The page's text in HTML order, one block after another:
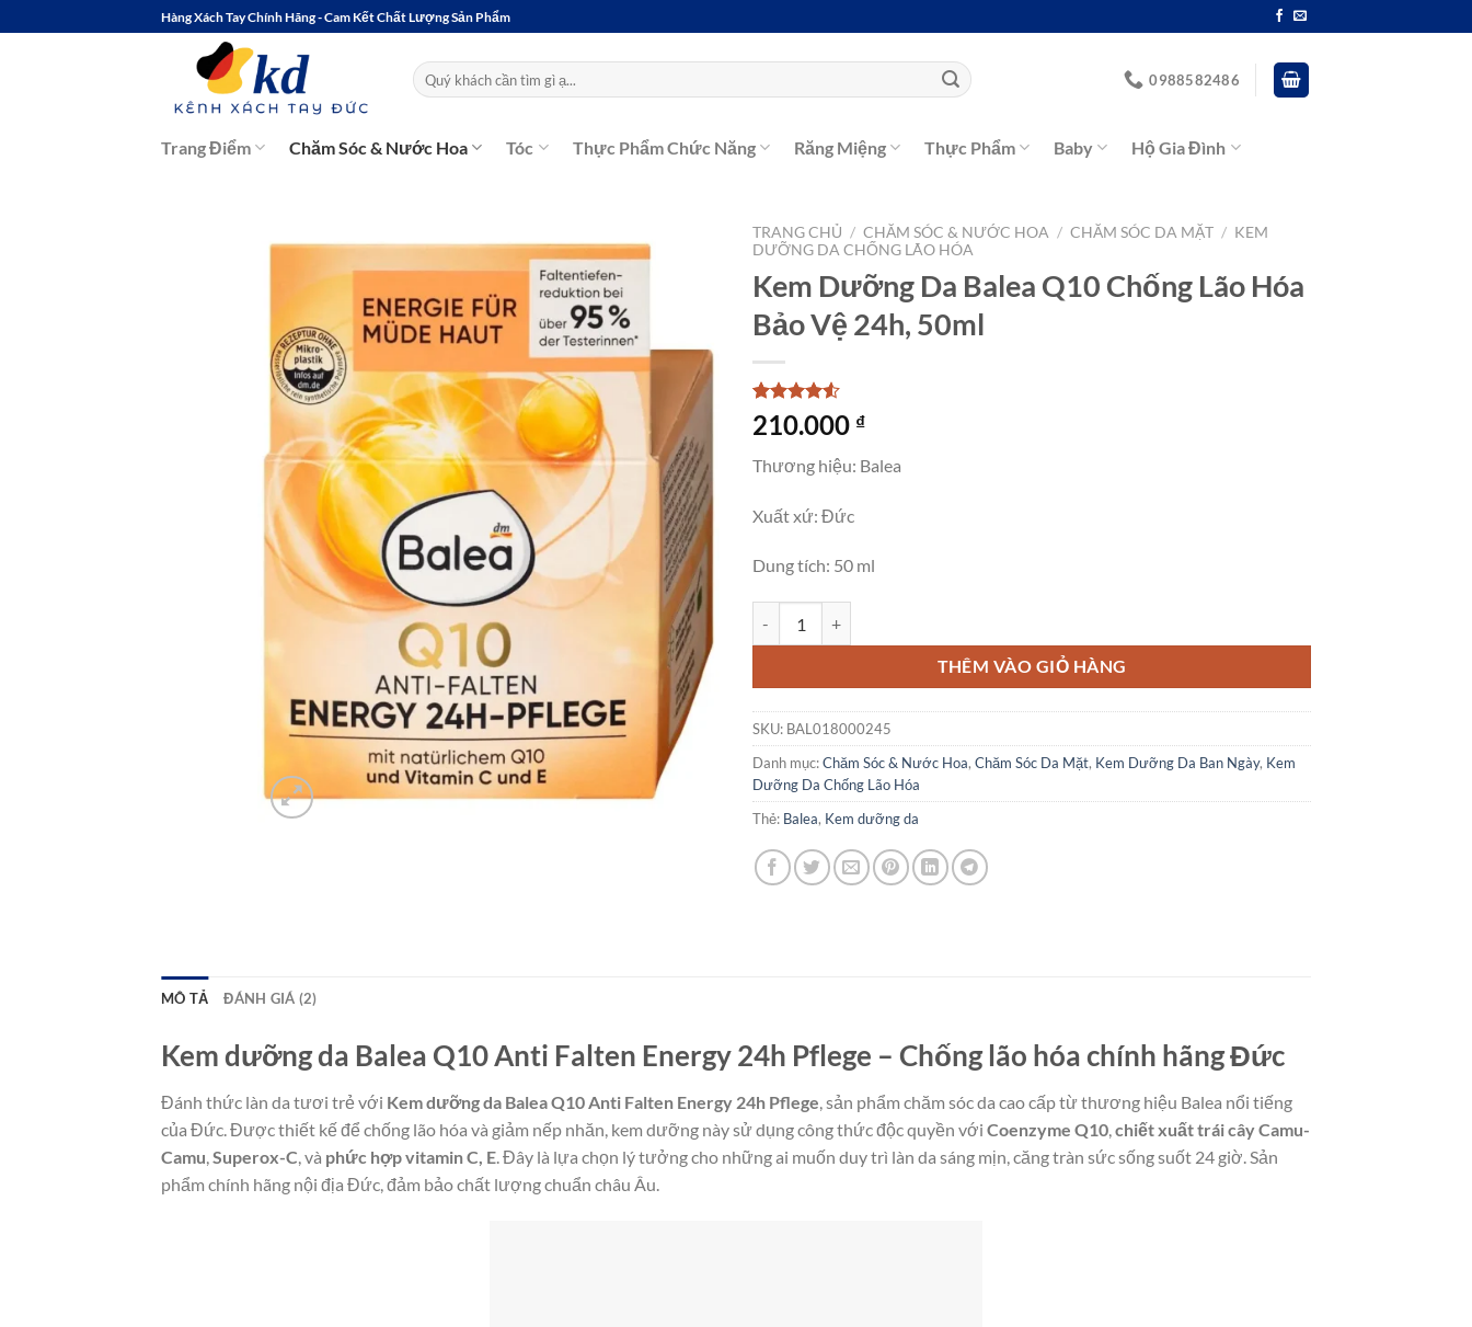
qua
Hàng Xách Tay Chính Hãng - Cam Kết Chất Lượng Sản Phẩm
Tìm
kiếm:
0988582486
Trang Điểm Chăm Sóc & Nước Hoa Tóc Thực Phẩm Chức Năng Răng Miệng Thực Phẩm Baby Hộ Gia Đình
TRANG CHỦ / CHĂM SÓC & NƯỚC HOA / CHĂM SÓC DA MẶT / KEM
DƯỠNG DA CHỐNG LÃO HÓA
Kem Dưỡng Da Balea Q10 Chống Lão Hóa
Bảo Vệ 24h, 50ml
4.5trên 5
dựa trên
2
210.000 ₫
Thương hiệu: Balea
Xuất xứ: Đức
Dung tích: 50 ml
THÊM VÀO GIỎ HÀNG
SKU: BAL018000245
Danh mục:Chăm Sóc & Nước Hoa, Chăm Sóc Da Mặt, Kem Dưỡng Da Ban Ngày, Kem
Dưỡng Da Chống Lão Hóa
Thẻ: Balea, Kem dưỡng da
MÔ TẢ ĐÁNH GIÁ (2)
Kem dưỡng da Balea Q10 Anti Falten Energy 24h Pflege – Chống lão hóa chính hãng Đức
Đánh thức làn da tươi trẻ với Kem dưỡng da Balea Q10 Anti Falten Energy 24h Pflege, sản phẩm chăm sóc da cao cấp từ thương hiệu Balea nổi tiếng
của Đức. Được thiết kế để chống lão hóa và giảm nếp nhăn, kem dưỡng này sử dụng công thức độc quyền với Coenzyme Q10,chiết xuất trái cây Camu-
Camu,Superox-C, và phức hợp vitamin C, E. Đây là lựa chọn lý tưởng cho những ai muốn duy trì làn da sáng mịn, căng tràn sức sống suốt 24 giờ. Sản
phẩm chính hãng nội địa Đức, đảm bảo chất lượng chuẩn châu Âu.